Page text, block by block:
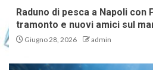
Raduno di pesca a Napoli con
tramonto e nuovi amici sul
Giugno 28, 2026 admin